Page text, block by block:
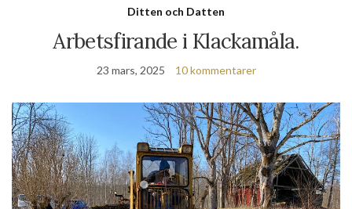
Ditten och Datten
Arbetsfirande i Klackamåla.
23 mars, 2025 10 kommentarer